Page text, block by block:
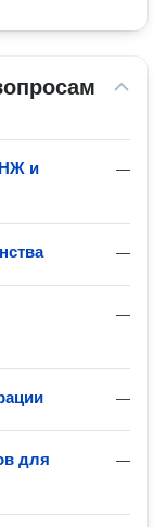
—
и
—
—
—
—
для